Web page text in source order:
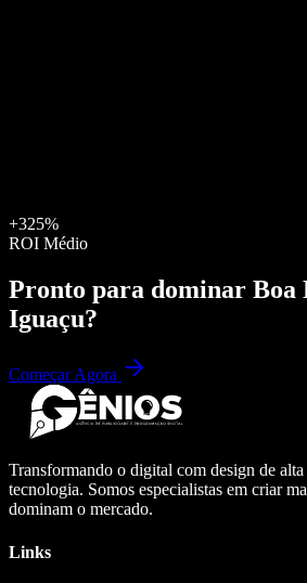
+325%
ROI Médio
Pronto para dominar Boa
Iguaçu?
Começar Agora
Transformando o digital com design de
tecnologia. Somos especialistas em criar
dominam o mercado.
Links